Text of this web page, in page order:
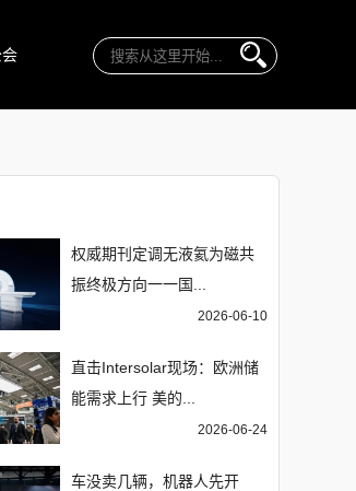
权威期刊定调无液氦为磁共
振终极方向一一国...
2026-06-10
直击Intersolar现场：欧洲储
能需求上行 美的...
2026-06-24
车没卖几辆，机器人先开